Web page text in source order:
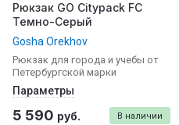
Рюкзак GO Citypack FC
Темно-Серый
Gosha Orekhov
Рюкзак для города и учебы от
Петербургской марки
Параметры
В наличии
5 590 руб.